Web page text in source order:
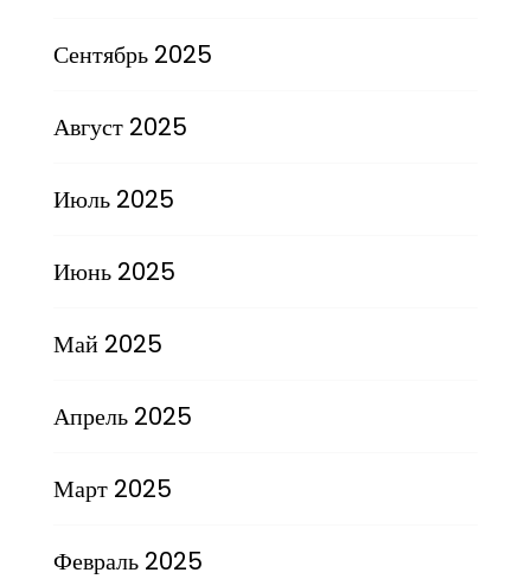
Сентябрь 2025
Август 2025
Июль 2025
Июнь 2025
Май 2025
Апрель 2025
Март 2025
Февраль 2025